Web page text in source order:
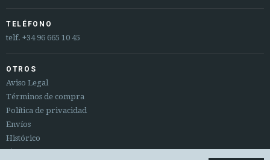
TELÉFONO
telf. +34 96 665 10 45
OTROS
Aviso Legal
Términos de compra
Política de privacidad
Envíos
Histórico
Sitemap